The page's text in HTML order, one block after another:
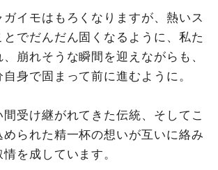
イモはもろくなりますが、熱いス
でだんだん固くなるように、私た
崩れそうな瞬間を迎えながらも、
身で固まって前に進むように。
受け継がれてきた伝統、そしてこ
られた精一杯の想いが互いに絡み
を成しています。